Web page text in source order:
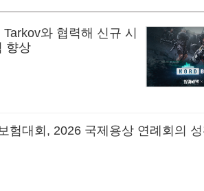
와 협력해 신규 시
향상
험대회, 2026 국제용상 연례회의 성